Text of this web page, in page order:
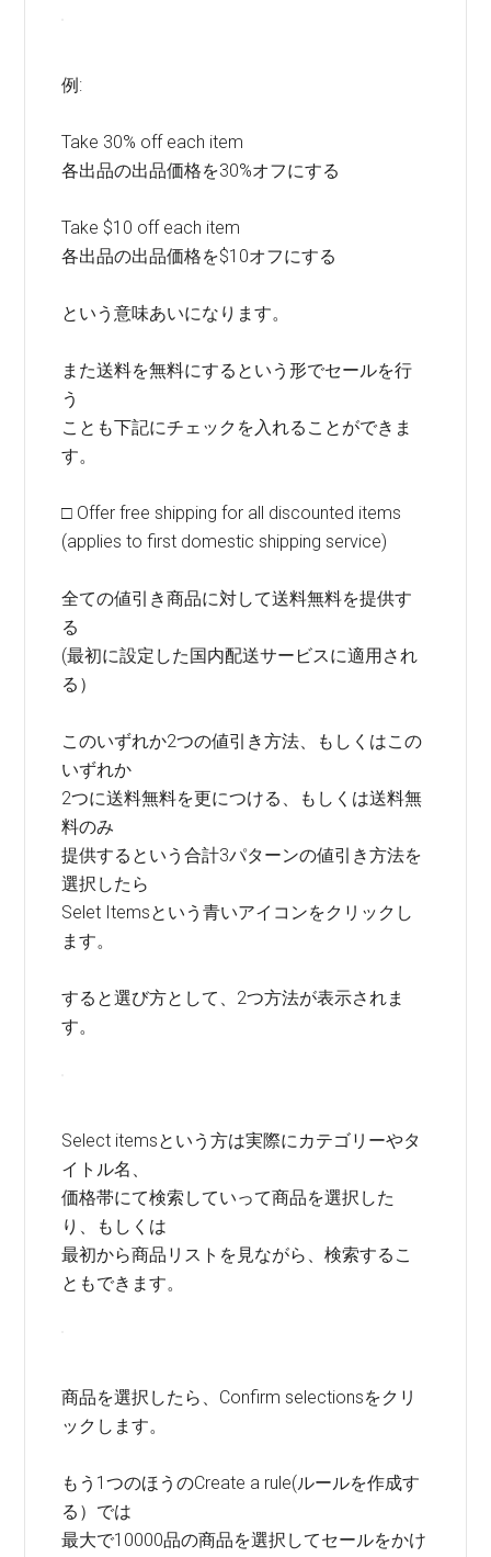
例:
Take 30% off each item
各出品の出品価格を30%オフにする
Take $10 off each item
各出品の出品価格を$10オフにする
という意味あいになります。
また送料を無料にするという形でセールを行
う
ことも下記にチェックを入れることができま
す。
□ Offer free shipping for all discounted items
(applies to first domestic shipping service)
全ての値引き商品に対して送料無料を提供す
る
(最初に設定した国内配送サービスに適用され
る）
このいずれか2つの値引き方法、もしくはこの
いずれか
2つに送料無料を更につける、もしくは送料無
料のみ
提供するという合計3パターンの値引き方法を
選択したら
Selet Itemsという青いアイコンをクリックし
ます。
すると選び方として、2つ方法が表示されま
す。
Select itemsという方は実際にカテゴリーやタ
イトル名、
価格帯にて検索していって商品を選択した
り、もしくは
最初から商品リストを見ながら、検索するこ
ともできます。
商品を選択したら、Confirm selectionsをクリ
ックします。
もう1つのほうのCreate a rule(ルールを作成す
る）では
最大で10000品の商品を選択してセールをかけ